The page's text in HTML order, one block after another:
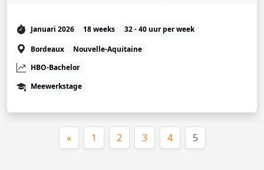
Januari 2026 18 weeks
32 - 40 uur per week
Bordeaux
Nouvelle-Aquitaine
HBO-Bachelor
Meewerkstage
« 1 2 3 4 5(huidige)